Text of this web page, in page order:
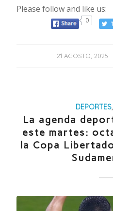
Please follow and like us:
0
21 AGOSTO, 2025
/
DEPORTES,
La agenda
este martes:
la Copa